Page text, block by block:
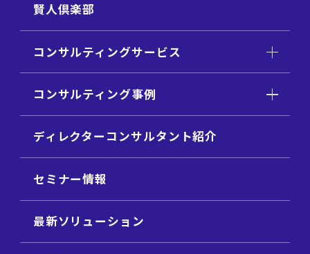
賢人倶楽部
コンサルティングサービス
コンサルティング事例
ディレクターコンサルタント紹介
セミナー情報
最新ソリューション